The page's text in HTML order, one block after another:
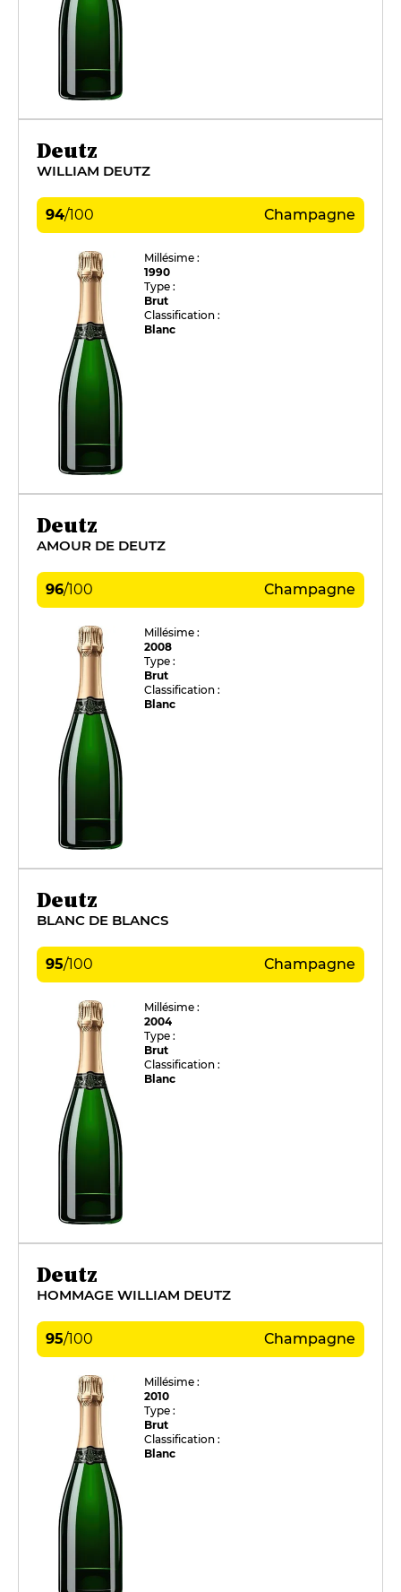
Deutz
WILLIAM DEUTZ
94/100 Champagne
Millésime :
1990
Type :
Brut
Classification :
Blanc
Deutz
AMOUR DE DEUTZ
96/100 Champagne
Millésime :
2008
Type :
Brut
Classification :
Blanc
Deutz
BLANC DE BLANCS
95/100 Champagne
Millésime :
2004
Type :
Brut
Classification :
Blanc
Deutz
HOMMAGE WILLIAM DEUTZ
95/100 Champagne
Millésime :
2010
Type :
Brut
Classification :
Blanc